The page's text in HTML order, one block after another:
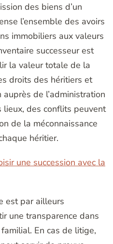
des biens d’un
l’ensemble des avoirs
immobiliers aux valeurs
successeur est
la valeur totale de la
droits des héritiers et
de l’administration
lieux, des conflits peuvent
de la méconnaissance
héritier.
une succession avec la
est par ailleurs
une transparence dans
En cas de litige,